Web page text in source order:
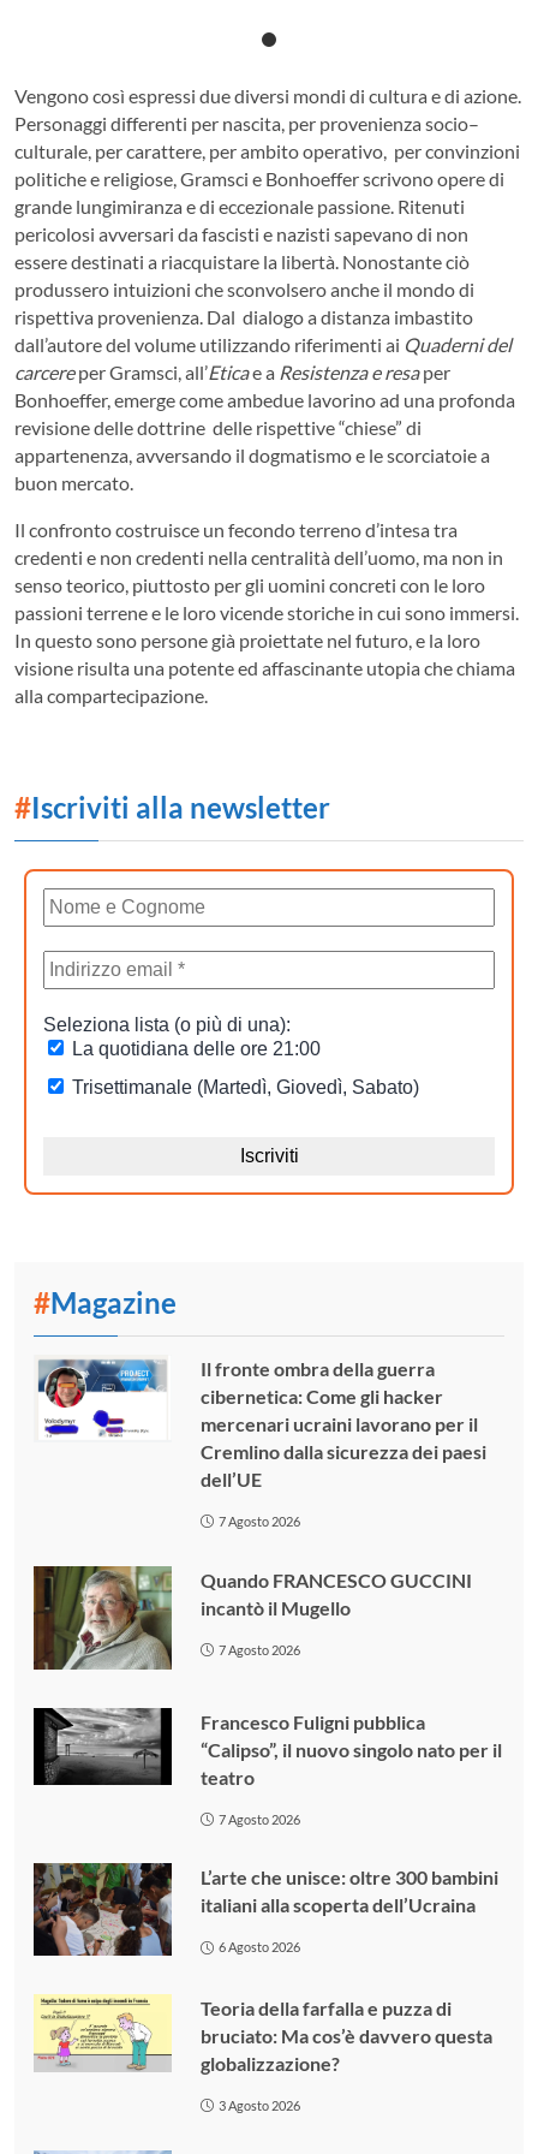
Vengono così espressi due diversi mondi di cultura e di azione.
Personaggi differenti per nascita, per provenienza socio–
culturale, per carattere, per ambito operativo, per convinzioni
politiche e religiose, Gramsci e Bonhoeffer scrivono opere di
grande lungimiranza e di eccezionale passione. Ritenuti
pericolosi avversari da fascisti e nazisti sapevano di non
essere destinati a riacquistare la libertà. Nonostante ciò
produssero intuizioni che sconvolsero anche il mondo di
rispettiva provenienza. Dal dialogo a distanza imbastito
dall’autore del volume utilizzando riferimenti ai Quaderni del
carcereper Gramsci, all’Eticae a Resistenza e resaper
Bonhoeffer, emerge come ambedue lavorino ad una profonda
revisione delle dottrine delle rispettive “chiese” di
appartenenza, avversando il dogmatismo e le scorciatoie a
buon mercato.
Il confronto costruisce un fecondo terreno d’intesa tra
credenti e non credenti nella centralità dell’uomo, ma non in
senso teorico, piuttosto per gli uomini concreti con le loro
passioni terrene e le loro vicende storiche in cui sono immersi.
In questo sono persone già proiettate nel futuro, e la loro
visione risulta una potente ed affascinante utopia che chiama
alla compartecipazione.
#Iscriviti alla newsletter
#Magazine
Il fronte ombra della guerra
cibernetica: Come gli hacker
mercenari ucraini lavorano per il
Cremlino dalla sicurezza dei paesi
dell’UE
7 Agosto 2026
Quando FRANCESCO GUCCINI
incantò il Mugello
7 Agosto 2026
Francesco Fuligni pubblica
“Calipso”, il nuovo singolo nato per il
teatro
7 Agosto 2026
L’arte che unisce: oltre 300 bambini
italiani alla scoperta dell’Ucraina
6 Agosto 2026
Teoria della farfalla e puzza di
bruciato: Ma cos’è davvero questa
globalizzazione?
3 Agosto 2026